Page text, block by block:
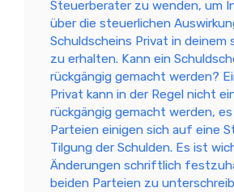
Steuerberater zu wenden, um
über die steuerlichen
Schuldscheins Privat in deinem
zu erhalten. Kann ein
rückgängig gemacht werden?
Privat kann in der Regel nicht
rückgängig gemacht werden,
Parteien einigen sich auf eine
Tilgung der Schulden. Es ist
Änderungen schriftlich
beiden Parteien zu